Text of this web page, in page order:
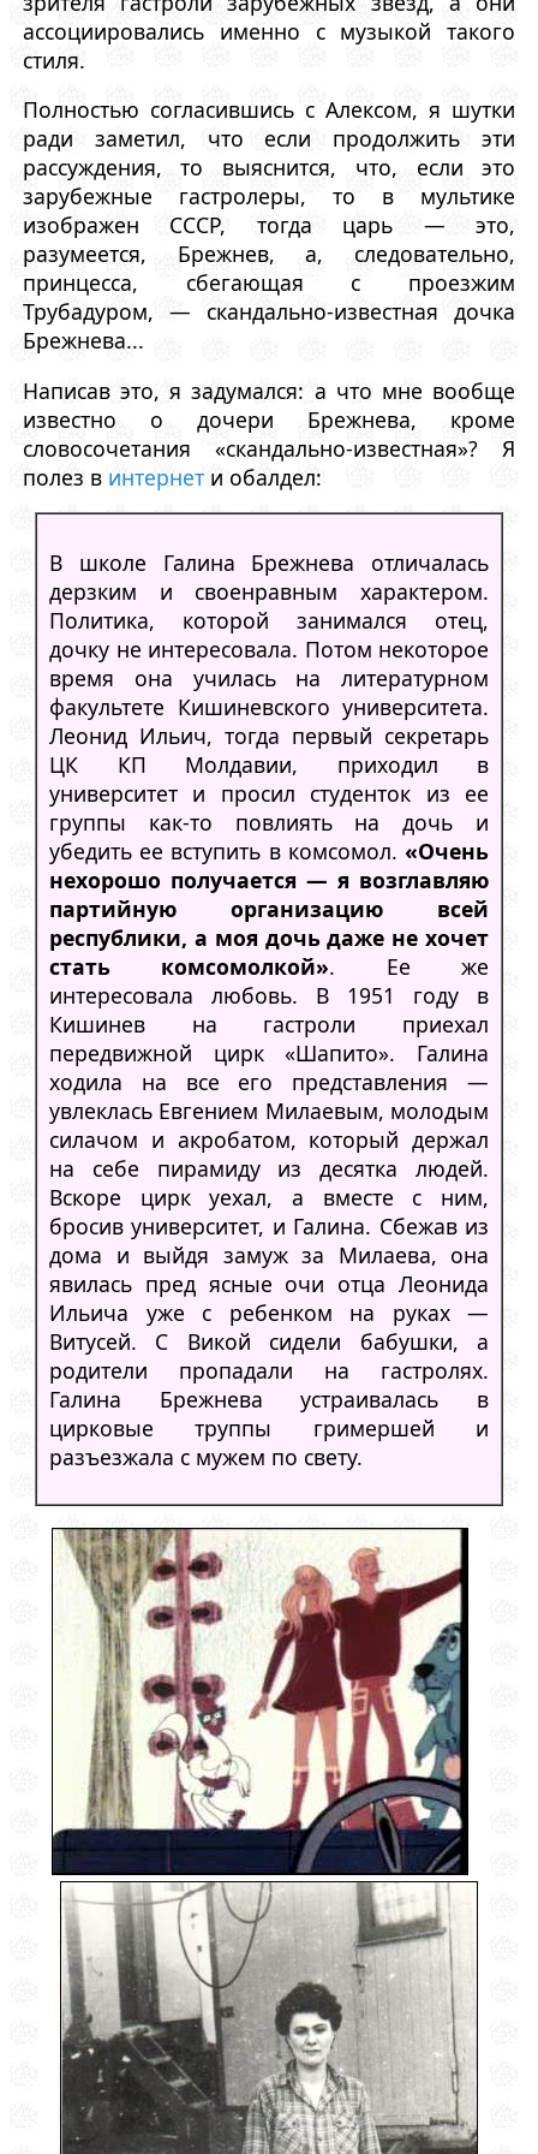
ассоциировались именно с музыкой такого
стиля.
Полностью согласившись с Алексом, я шутки
ради заметил, что если продолжить эти
рассуждения, то выяснится, что, если это
зарубежные гастролеры, то в мультике
изображен СССР, тогда царь — это,
разумеется, Брежнев, а, следовательно,
принцесса, сбегающая с проезжим
Трубадуром, — скандально-известная дочка
Брежнева...
Написав это, я задумался: а что мне вообще
известно о дочери Брежнева, кроме
словосочетания «скандально-известная»? Я
полез в интернети обалдел:
В школе Галина Брежнева отличалась
дерзким и своенравным характером.
Политика, которой занимался отец,
дочку не интересовала. Потом некоторое
время она училась на литературном
факультете Кишиневского университета.
Леонид Ильич, тогда первый секретарь
ЦК КП Молдавии, приходил в
университет и просил студенток из ее
группы как-то повлиять на дочь и
убедить ее вступить в комсомол. «Очень
нехорошо получается — я возглавляю
партийную организацию всей
республики, а моя дочь даже не хочет
стать комсомолкой». Ее же
интересовала любовь. В 1951 году в
Кишинев на гастроли приехал
передвижной цирк «Шапито». Галина
ходила на все его представления —
увлеклась Евгением Милаевым, молодым
силачом и акробатом, который держал
на себе пирамиду из десятка людей.
Вскоре цирк уехал, а вместе с ним,
бросив университет, и Галина. Сбежав из
дома и выйдя замуж за Милаева, она
явилась пред ясные очи отца Леонида
Ильича уже с ребенком на руках —
Витусей. С Викой сидели бабушки, а
родители пропадали на гастролях.
Галина Брежнева устраивалась в
цирковые труппы гримершей и
разъезжала с мужем по свету.